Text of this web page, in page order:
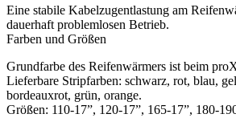
Eine stabile Kabelzugentlastung am
dauerhaft problemlosen Betrieb.
Farben und Größen
Grundfarbe des Reifenwärmers ist beim
Lieferbare Stripfarben: schwarz, rot, blau,
bordeauxrot, grün, orange.
Größen: 110-17”, 120-17”, 165-17”, 180-